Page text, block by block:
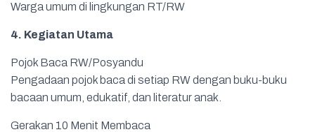
Warga umum di lingkungan RT/RW
4. Kegiatan Utama
Pojok Baca RW/Posyandu
Pengadaan pojok baca di setiap RW dengan buku-buku
bacaan umum, edukatif, dan literatur anak.
Gerakan 10 Menit Membaca